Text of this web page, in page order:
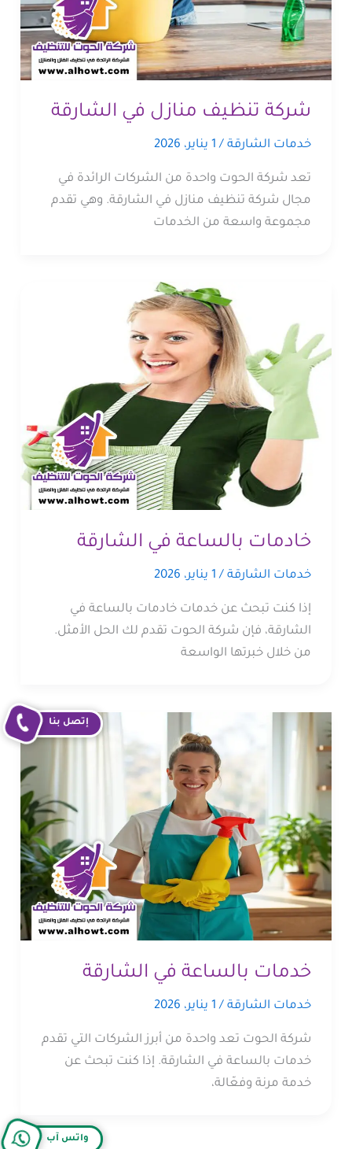
شركة تنظيف منازل في الشارقة
خدمات الشارقة/ 1 يناير، 2026
تعد شركة الحوت واحدة من الشركات الرائدة في
مجال شركة تنظيف منازل في الشارقة. وهي تقدم
مجموعة واسعة من الخدمات
خادمات بالساعة في الشارقة
خدمات الشارقة/ 1 يناير، 2026
إذا كنت تبحث عن خدمات خادمات بالساعة في
الشارقة، فإن شركة الحوت تقدم لك الحل الأمثل.
من خلال خبرتها الواسعة
خدمات بالساعة في الشارقة
خدمات الشارقة/ 1 يناير، 2026
شركة الحوت تعد واحدة من أبرز الشركات التي تقدم
خدمات بالساعة في الشارقة. إذا كنت تبحث عن
خدمة مرنة وفعّالة،
واتس آب
إتصل بنا